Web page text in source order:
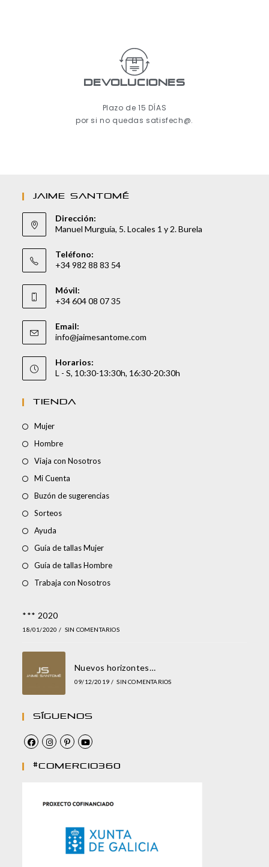
Devoluciones
Plazo de 15 DÍAS
por si no quedas satisfech@.
JAIME SANTOMÉ
Dirección:
Manuel Murguía, 5. Locales 1 y 2. Burela
Teléfono:
+34 982 88 83 54
Móvil:
+34 604 08 07 35
Email:
info@jaimesantome.com
Horarios:
L - S, 10:30-13:30h, 16:30-20:30h
TIENDA
Mujer
Hombre
Viaja con Nosotros
Mi Cuenta
Buzón de sugerencias
Sorteos
Ayuda
Guía de tallas Mujer
Guía de tallas Hombre
Trabaja con Nosotros
*** 2020
18/01/2020 / SIN COMENTARIOS
Nuevos horizontes…
09/12/2019 / SIN COMENTARIOS
Síguenos
#comercio360